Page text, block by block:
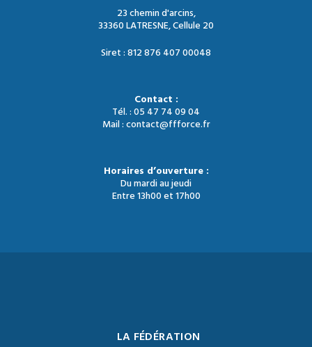
23 chemin d'arcins,
33360 LATRESNE, Cellule 20
Siret : 812 876 407 00048
Contact :
Tél. : 05 47 74 09 04
Mail : contact@ffforce.fr
Horaires d’ouverture :
Du mardi au jeudi
Entre 13h00 et 17h00
LA FÉDÉRATION